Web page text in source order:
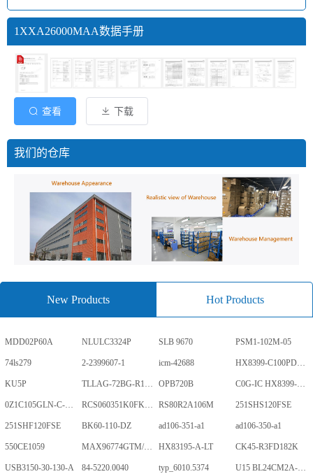
1XXA26000MAA数据手册
查看 下载
我们的仓库
New Products Hot Products
MDD02P60A NLULC3324P SLB 9670 PSM1-102M-05
74ls279 2-2399607-1 icm-42688 HX8399-C100PD1700-GP
KU5P TLLAG-72BG-R1KH1-V-A OPB720B C0G-IC HX8399-C100PD1700-GP
0Z1C105GLN-C-0-TR RCS060351K0FKEA RS80R2A106M 251SHS120FSE
251SHF120FSE BK60-110-DZ ad106-351-a1 ad106-350-a1
550CE1059 MAX96774GTM/V+ HX83195-A-LT CK45-R3FD182K
USB3150-30-130-A 84-5220.0040 typ_6010.5374 U15 BL24CM2A-PARC